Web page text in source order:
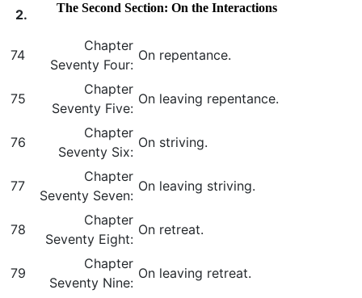
2. The Second Section: On the Interactions
74
Chapter
Seventy Four:
On repentance.
75
Chapter
Seventy Five:
On leaving repentance.
76
Chapter
Seventy Six:
On striving.
77
Chapter
Seventy Seven:
On leaving striving.
78
Chapter
Seventy Eight:
On retreat.
79
Chapter
Seventy Nine:
On leaving retreat.